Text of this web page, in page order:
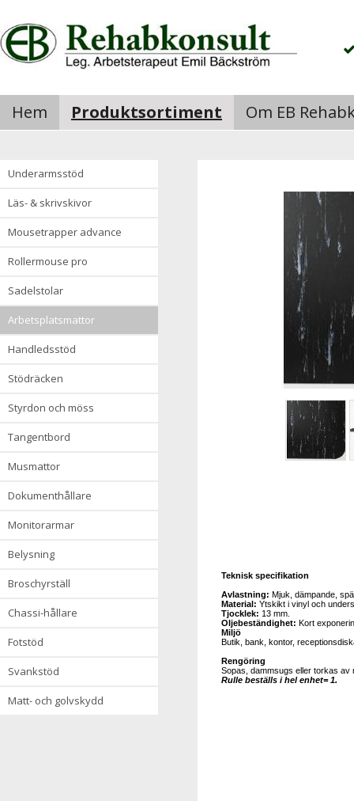
Hem Produktsortiment Om EB
underarmsstöd
läs- & skrivskivor
mousetrapper advance
rollermouse pro
sadelstolar
arbetsplatsmattor
handledsstöd
stödräcken
styrdon och möss
tangentbord
musmattor
dokumenthållare
monitorarmar
belysning
broschyrställ
chassi-hållare
fotstöd
svankstöd
matt- och golvskydd
Teknisk specifikation
Avlastning: Mjuk, dämpande,
Material: Ytskikt i vinyl och
Tjocklek: 13 mm.
Oljebeständighet: Kort
Miljö
Butik, bank, kontor,
Rengöring
Sopas, dammsugs eller torkas av
Rulle beställs i hel enhet= 1.